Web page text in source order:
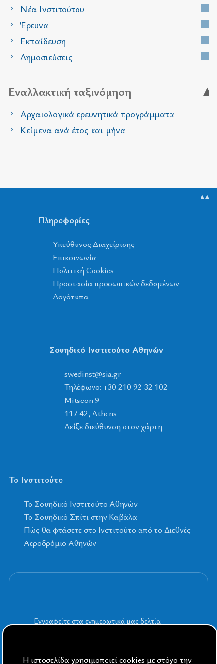
Νέα Ινστιτούτου
Έρευνα
Εκπαίδευση
Δημοσιεύσεις
Εναλλακτική ταξινόμηση
Αρχαιολογικά ερευνητικά προγράμματα
Κείμενα ανά έτος και μήνα
▲▲
Πληροφορίες
Υπεύθυνος Διαχείρισης
Επικοινωνία
Πολιτική Cookies
Προστασία προσωπικών δεδομένων
Λογότυπα
Σουηδικό Ινστιτούτο Αθηνών
rg
.
ais
@
tsnidews
Τηλέφωνο: +30 210 92 32 102
Mitseon 9
117 42, Athens
Δείξε διεύθυνση στον χάρτη
Το Ινστιτούτο
To Σουηδικό Ινστιτούτο Αθηνών
Το Σουηδικό Σπίτι στην Καβάλα
Πώς θα φτάσετε στο Ινστιτούτο από το Διεθνές
Αεροδρόμιο Αθηνών
Εγγραφείτε στα ενημερωτικά μας δελτία
Η ιστοσελίδα χρησιμοποιεί cookies με στόχο την